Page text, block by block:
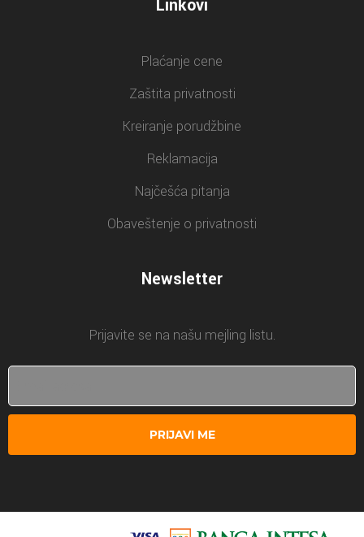
Linkovi
Plaćanje cene
Zaštita privatnosti
Kreiranje porudžbine
Reklamacija
Najčešća pitanja
Obaveštenje o privatnosti
Newsletter
Prijavite se na našu mejling listu.
PRIJAVI ME